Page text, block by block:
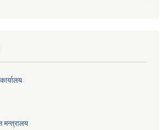
मन्त्रालय